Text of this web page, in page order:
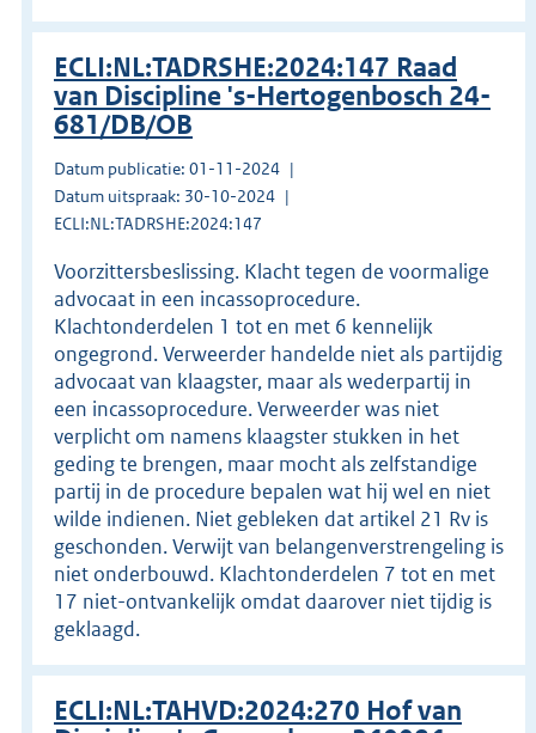
ECLI:NL:TADRSHE:2024:147 Raad
van Discipline 's-Hertogenbosch 24-
681/DB/OB
Datum publicatie: 01-11-2024
Datum uitspraak: 30-10-2024
ECLI:NL:TADRSHE:2024:147
Voorzittersbeslissing. Klacht tegen de voormalige
advocaat in een incassoprocedure.
Klachtonderdelen 1 tot en met 6 kennelijk
ongegrond. Verweerder handelde niet als partijdig
advocaat van klaagster, maar als wederpartij in
een incassoprocedure. Verweerder was niet
verplicht om namens klaagster stukken in het
geding te brengen, maar mocht als zelfstandige
partij in de procedure bepalen wat hij wel en niet
wilde indienen. Niet gebleken dat artikel 21 Rv is
geschonden. Verwijt van belangenverstrengeling is
niet onderbouwd. Klachtonderdelen 7 tot en met
17 niet-ontvankelijk omdat daarover niet tijdig is
geklaagd.
ECLI:NL:TAHVD:2024:270 Hof van